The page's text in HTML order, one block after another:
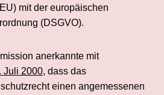
mit der europäischen
(DSGVO).
anerkannte mit
Juli 2000, dass das
einen angemessenen